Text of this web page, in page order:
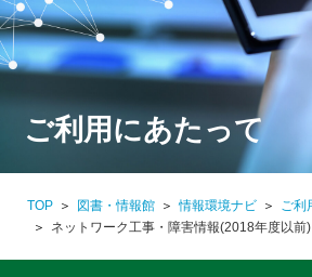
ご利用にあたって
TOP 図書・情報館 情報環境ナビ
ご利
ネットワーク工事・障害情報(2018年度以前)